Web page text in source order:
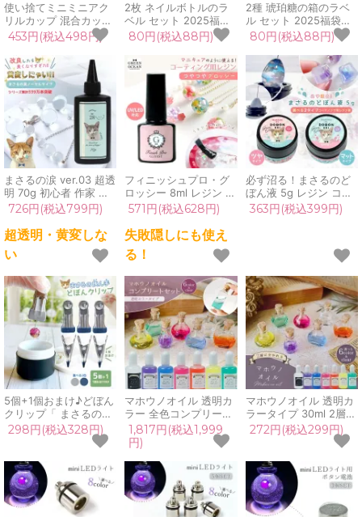
使い捨てミニミニアク
リルカップ 混合カップ
100個 基本 パレット 着
色 便利アイテム 便利グ
ッズ 調色カップ 2液性
レジン エポキシ レジン
液 シリコンモールド 道
具 手芸
453円(税込498円)
2枚 ネイルボトルのラ
ベル セット 2025福袋
ネイルボトルモールド
専用 ラベル紙 替え ピ
ッタリ プレゼント レジ
ン 手芸 クラフト
GreenOceanオリジナ
80円(税込88円)
2種 琥珀糖の箱のラベ
ル セット 2025福袋琥
珀糖の箱モールド専用
こはく糖 ラベル紙 替え
ピッタリ プレゼント レ
ジン 手芸 クラフト
GreenOceanオリジナ
ル♪
80円(税込88円)
まさるの涙 ver.03 超透
明 70g 初心者 作家 コ
ーティング ハード 黄変
しない 高品質 クリア
猫 UVレジン液 安い お
すすめ GreenOcean
726円(税込799円)
超透明・黄変しな
い
フィニッシュプロ・グ
ロッシー 8ml レジン コ
ーティング液 コーティ
ング剤 トップコートコ
ート剤 ブラシ付 ハケ付
艶 ツヤ 補修 塗るレジ
ン クリア 透明
571円(税込628円)
失敗隠しにも使え
る！
必ず沼る！まさるのど
ぼん液 5g レジン コー
ティング液 コーティン
グ剤 トップコート 容器
363円(税込399円)
5個+1個おまけ♪どぼん
クリップ「 まさるの挟
ん手！」滑り止め付き
超強力クリップ コーテ
ィング用 パワークリッ
プ ゴムカバー付き 道具
レジンクラフト ハンド
メイド
298円(税込328円)
マホウノオイル 透明カ
ラー 全色コンプリート
セット 7本セット 30ml
魔法のオイル マホウの
オイル スタートセット
レジン 推し活
GreenOceanオリジナ
ル♪
1,817円(税込1,999
円)
マホウノオイル 透明カ
ラータイプ 30ml 2層
カラー 魔法のオイル シ
ェイカー 推し活 色 UV
GreenOceanオリジナ
ル♪
272円(税込299円)